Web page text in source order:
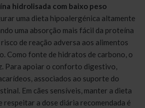
hidrolisada com baixo peso
uma dieta hipoalergénica altamente
uma absorção mais fácil da proteína
de reação adversa aos alimentos
Como fonte de hidratos de carbono, o
Para apoiar o conforto digestivo,
associados ao suporte do
Em cães sensíveis, manter a dieta
respeitar a dose diária recomendada é